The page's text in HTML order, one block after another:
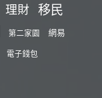
理財 移民
第二家園 網易
電子錢包